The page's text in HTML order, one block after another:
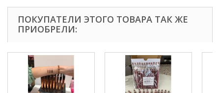
ПОКУПАТЕЛИ ЭТОГО ТОВАРА ТАК ЖЕ
ПРИОБРЕЛИ: